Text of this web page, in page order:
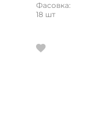
Фасовка:
18 шт